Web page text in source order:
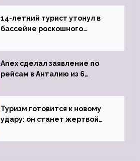
задержке рейса
14-летний турист утонул в
бассейне роскошного
Anex сделал заявление по
рейсам в Анталию из 6
Туризм готовится к новому
удару: он станет жертвой